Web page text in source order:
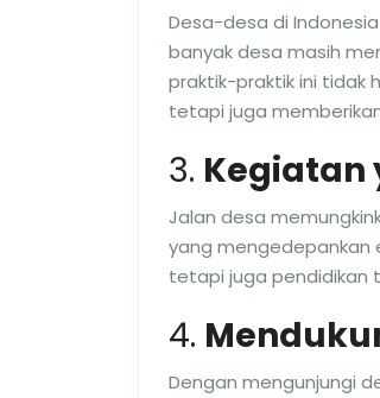
Desa-desa di
banyak desa masih
praktik-praktik ini tidak
tetapi juga
3. Kegiatan
Jalan desa
yang mengedepankan
tetapi juga pendidikan
4.
Dengan mengunjungi